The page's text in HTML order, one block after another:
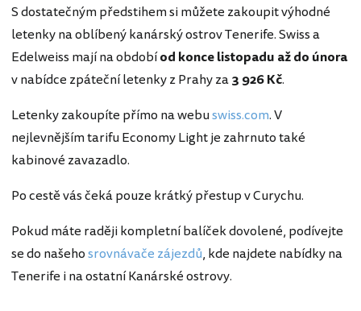
S dostatečným předstihem si můžete zakoupit výhodné
letenky na oblíbený kanárský ostrov Tenerife. Swiss a
Edelweiss mají na obdobíod konce listopadu až do února
v nabídce zpáteční letenky z Prahy za3 926 Kč.
Letenky zakoupíte přímo na webuswiss.com. V
nejlevnějším tarifu Economy Light je zahrnuto také
kabinové zavazadlo.
Po cestě vás čeká pouze krátký přestup v Curychu.
Pokud máte raději kompletní balíček dovolené, podívejte
se do našehosrovnávače zájezdů, kde najdete nabídky na
Tenerife i na ostatní Kanárské ostrovy.